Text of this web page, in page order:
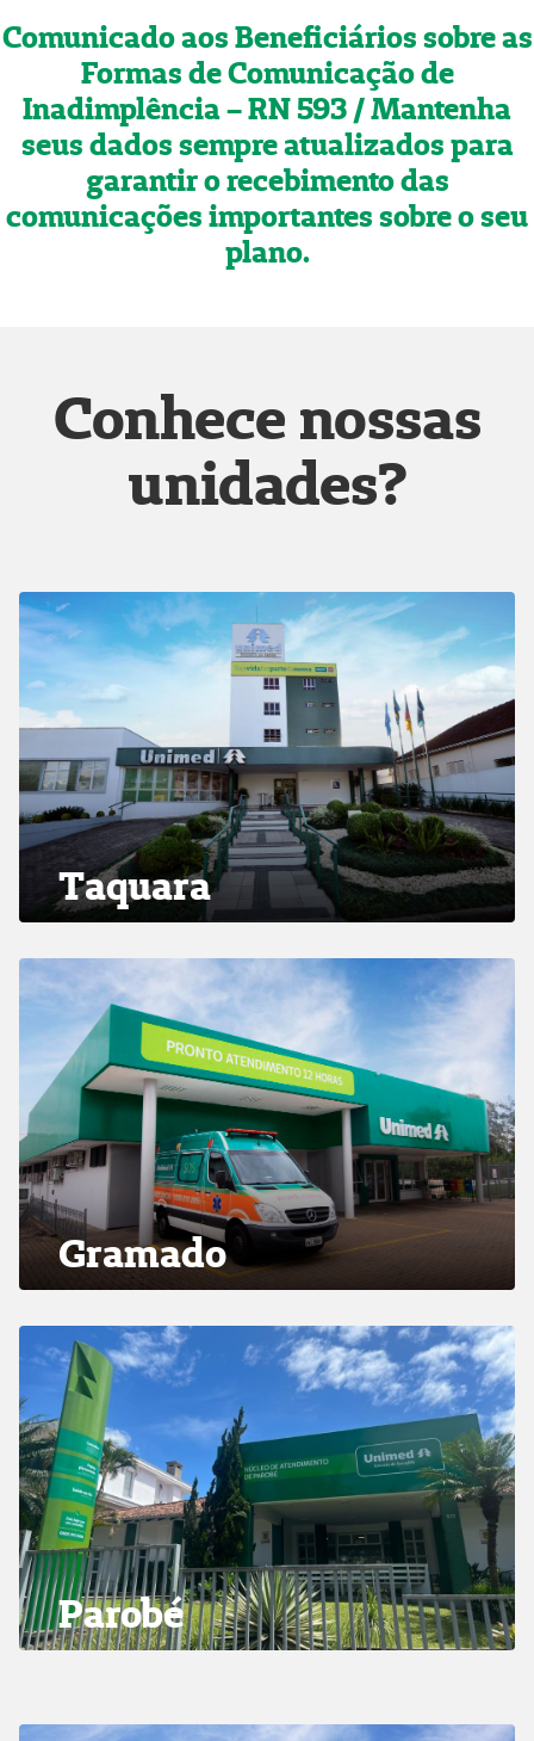
Comunicado aos Beneficiários sobre as
Formas de Comunicação de
Inadimplência – RN 593 / Mantenha
seus dados sempre atualizados para
garantir o recebimento das
comunicações importantes sobre o seu
plano.
Conhece nossas
unidades?
Taquara
Gramado
Parobé